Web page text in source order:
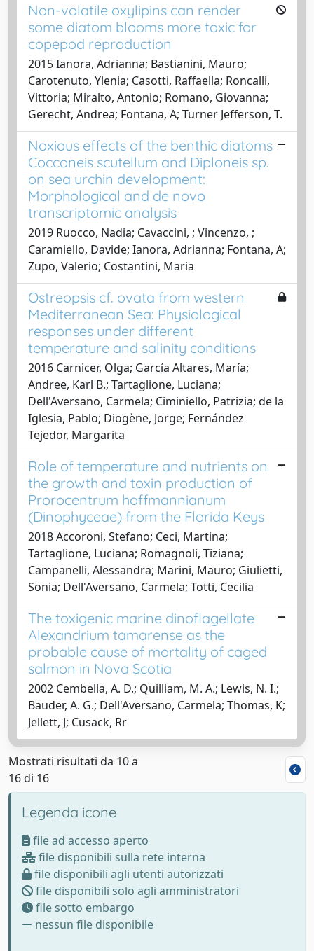
Non-volatile oxylipins can render
some diatom blooms more toxic for
copepod reproduction
2015 Ianora, Adrianna; Bastianini, Mauro;
Carotenuto, Ylenia; Casotti, Raffaella; Roncalli,
Vittoria; Miralto, Antonio; Romano, Giovanna;
Gerecht, Andrea; Fontana, A; Turner Jefferson, T.
Noxious effects of the benthic diatoms
Cocconeis scutellum and Diploneis sp.
on sea urchin development:
Morphological and de novo
transcriptomic analysis
2019 Ruocco, Nadia; Cavaccini, ; Vincenzo, ;
Caramiello, Davide; Ianora, Adrianna; Fontana, A;
Zupo, Valerio; Costantini, Maria
Ostreopsis cf. ovata from western
Mediterranean Sea: Physiological
responses under different
temperature and salinity conditions
2016 Carnicer, Olga; García Altares, María;
Andree, Karl B.; Tartaglione, Luciana;
Dell'Aversano, Carmela; Ciminiello, Patrizia; de la
Iglesia, Pablo; Diogène, Jorge; Fernández
Tejedor, Margarita
Role of temperature and nutrients on
the growth and toxin production of
Prorocentrum hoffmannianum
(Dinophyceae) from the Florida Keys
2018 Accoroni, Stefano; Ceci, Martina;
Tartaglione, Luciana; Romagnoli, Tiziana;
Campanelli, Alessandra; Marini, Mauro; Giulietti,
Sonia; Dell'Aversano, Carmela; Totti, Cecilia
The toxigenic marine dinoflagellate
Alexandrium tamarense as the
probable cause of mortality of caged
salmon in Nova Scotia
2002 Cembella, A. D.; Quilliam, M. A.; Lewis, N. I.;
Bauder, A. G.; Dell'Aversano, Carmela; Thomas, K;
Jellett, J; Cusack, Rr
Mostrati risultati da 10 a
16 di 16
Legenda icone
file ad accesso aperto
file disponibili sulla rete interna
file disponibili agli utenti autorizzati
file disponibili solo agli amministratori
file sotto embargo
nessun file disponibile